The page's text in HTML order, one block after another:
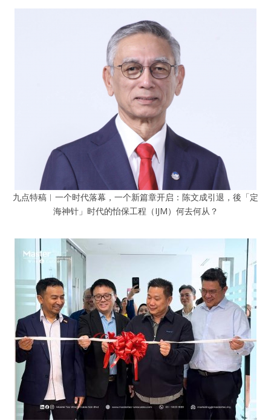
九点特稿︱一个时代落幕，一个新篇章开启：陈文成引退，後「定
海神针」时代的怡保工程（IJM）何去何从？